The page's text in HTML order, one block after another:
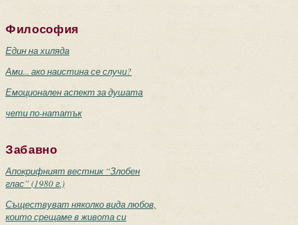
Философия
Един на хиляда
Ами... ако наистина се случи?
Емоционален аспект за душата
чети по-нататък
Забавно
Апокрифният вестник “Злобен
глас” (1980 г.)
Съществуват няколко вида любов,
които срещаме в живота си